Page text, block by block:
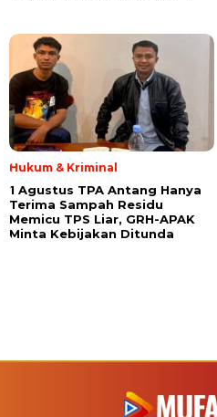
Hukum & Kriminal
1 Agustus TPA Antang Hanya
Terima Sampah Residu
Memicu TPS Liar, GRH-APAK
Minta Kebijakan Ditunda